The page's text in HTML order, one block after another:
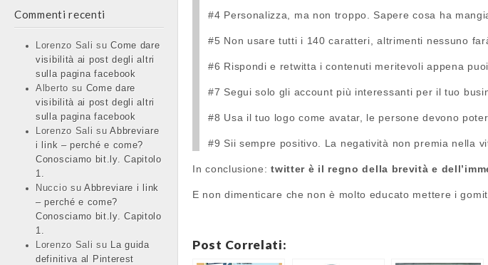
Commenti recenti
Lorenzo Sali suCome dare
visibilità ai post degli altri
sulla pagina facebook
Alberto su Come dare
visibilità ai post degli altri
sulla pagina facebook
Lorenzo Sali suAbbreviare
i link – perché e come?
Conosciamo bit.ly. Capitolo
1.
Nuccio suAbbreviare i link
– perché e come?
Conosciamo bit.ly. Capitolo
1.
Lorenzo Sali su
La guida
definitiva al Pinterest
#4 Personalizza, ma non troppo. Sapere cosa ha
#5 Non usare tutti i 140 caratteri, altrimenti nessuno
#6 Rispondi e retwitta i contenuti meritevoli appena
#7 Segui solo gli account più interessanti per il tuo
#8 Usa il tuo logo come avatar, le persone devono
#9 Sii sempre positivo. La negatività non premia nella
In conclusione: twitter è il regno della brevità e
E non dimenticare che non è molto educato mettere i
Post Correlati: